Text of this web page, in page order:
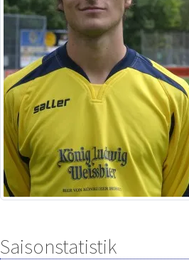
Saisonstatistik